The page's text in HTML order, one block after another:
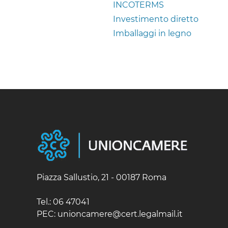
INCOTERMS
Investimento diretto
Imballaggi in legno
Piazza Sallustio, 21 - 00187 Roma
Tel.: 06 47041
PEC: unioncamere@cert.legalmail.it